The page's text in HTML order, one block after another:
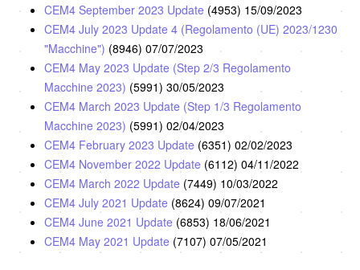
CEM4 September 2023 Update (4953) 15/09/2023
CEM4 July 2023 Update 4 (Regolamento (UE) 2023/1230
"Macchine") (8946) 07/07/2023
CEM4 May 2023 Update (Step 2/3 Regolamento
Macchine 2023) (5991) 30/05/2023
CEM4 March 2023 Update (Step 1/3 Regolamento
Macchine 2023) (5991) 02/04/2023
CEM4 February 2023 Update (6351) 02/02/2023
CEM4 November 2022 Update (6112) 04/11/2022
CEM4 March 2022 Update (7449) 10/03/2022
CEM4 July 2021 Update (8624) 09/07/2021
CEM4 June 2021 Update (6853) 18/06/2021
CEM4 May 2021 Update (7107) 07/05/2021